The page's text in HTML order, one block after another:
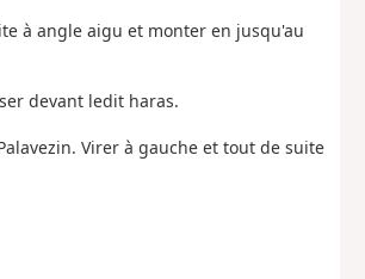
à angle aigu et monter en jusqu'au
devant ledit haras.
Virer à gauche et tout de suite